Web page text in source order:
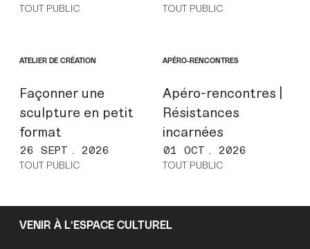
TOUT PUBLIC TOUT PUBLIC
ATELIER DE CRÉATION
Façonner une
sculpture en petit
format
26 SEPT. 2026
TOUT PUBLIC
APÉRO-RENCONTRES
Apéro-rencontres |
Résistances
incarnées
01 OCT. 2026
TOUT PUBLIC
VENIR À L’ESPACE CULTUREL